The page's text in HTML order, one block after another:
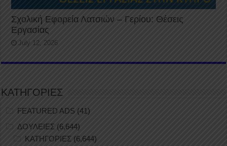
Σχολική Εφορεία Λατσιών – Γερίου: Θέσεις
Εργασίας
July 12, 2026
ΚΑΤΗΓΟΡΙΕΣ
FEATURED ADS (41)
ΔΟΥΛΕΙΕΣ (6,644)
ΚΑΤΗΓΟΡΙΕΣ (6,644)